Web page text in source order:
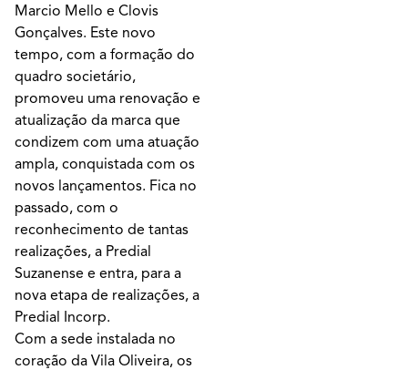
Marcio Mello e Clovis
Gonçalves. Este novo
tempo, com a formação do
quadro societário,
promoveu uma renovação e
atualização da marca que
condizem com uma atuação
ampla, conquistada com os
novos lançamentos. Fica no
passado, com o
reconhecimento de tantas
realizações, a Predial
Suzanense e entra, para a
nova etapa de realizações, a
Predial Incorp.
Com a sede instalada no
coração da Vila Oliveira, os